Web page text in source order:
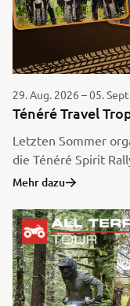
29. Aug. 2026 – 05.
Ténéré Travel
Letzten Sommer
die Ténéré Spirit
zurück – als Ténéré
Entdecken und
Kulturen im
2026 wird von
und durchgeführt.
Mehr dazu